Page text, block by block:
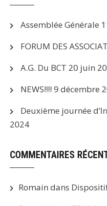
Assemblée Générale
FORUM DES
A.G. Du BCT 20 juin
NEWS!!!! 9 décembre
Deuxième journée
2024
COMMENTAIRES
Romain dans